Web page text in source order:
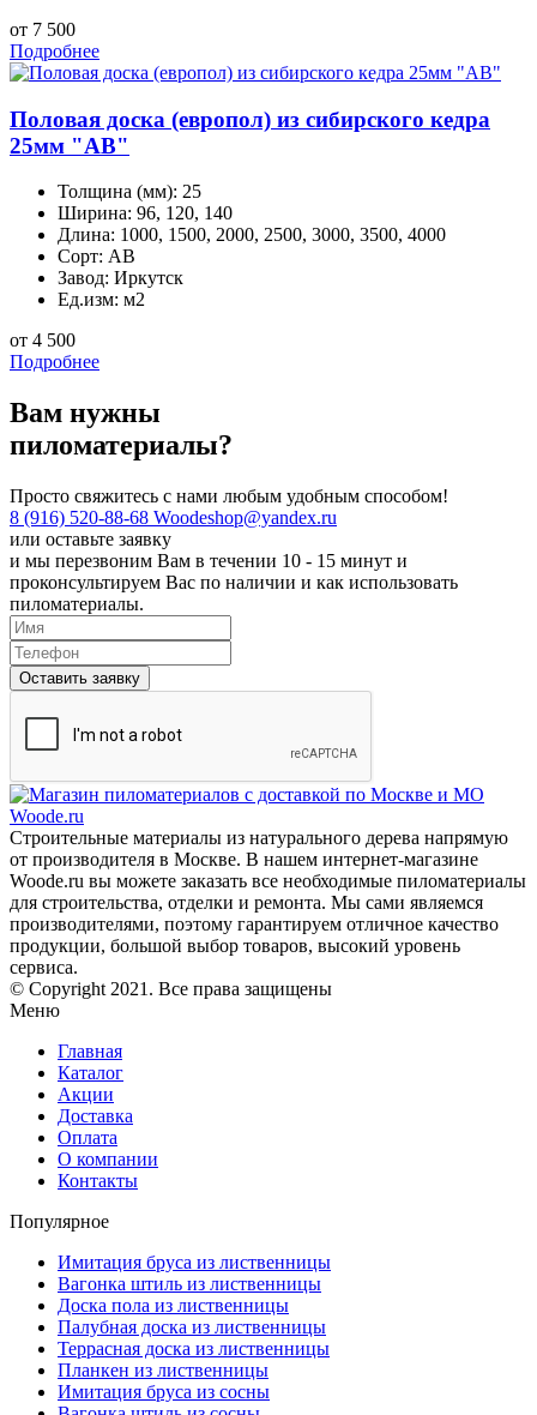
от 7 500
Подробнее
Половая доска (европол) из сибирского кедра
25мм "AB"
Толщина (мм): 25
Ширина: 96, 120, 140
Длина: 1000, 1500, 2000, 2500, 3000, 3500, 4000
Сорт: АВ
Завод: Иркутск
Ед.изм: м2
от 4 500
Подробнее
Вам нужны
пиломатериалы?
Просто свяжитесь с нами любым удобным способом!
8 (916) 520-88-68 Woodeshop@yandex.ru
или оставьте заявку
и мы перезвоним Вам в течении 10 - 15 минут и
проконсультируем Вас по наличии и как использовать
пиломатериалы.
Оставить заявку
Строительные материалы из натурального дерева напрямую
от производителя в Москве. В нашем интернет-магазине
Woode.ru вы можете заказать все необходимые пиломатериалы
для строительства, отделки и ремонта. Мы сами являемся
производителями, поэтому гарантируем отличное качество
продукции, большой выбор товаров, высокий уровень
сервиса.
© Copyright 2021. Все права защищены
Меню
Главная
Каталог
Акции
Доставка
Оплата
О компании
Контакты
Популярное
Имитация бруса из лиственницы
Вагонка штиль из лиственницы
Доска пола из лиственницы
Палубная доска из лиственницы
Террасная доска из лиственницы
Планкен из лиственницы
Имитация бруса из сосны